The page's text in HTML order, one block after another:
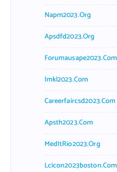
Napm2023.org
Apsdfd2023.org
Forumausape2023.com
Imkl2023.com
Careerfaircsd2023.com
Apsth2023.com
MedItRio2023.org
Lcicon2023boston.com